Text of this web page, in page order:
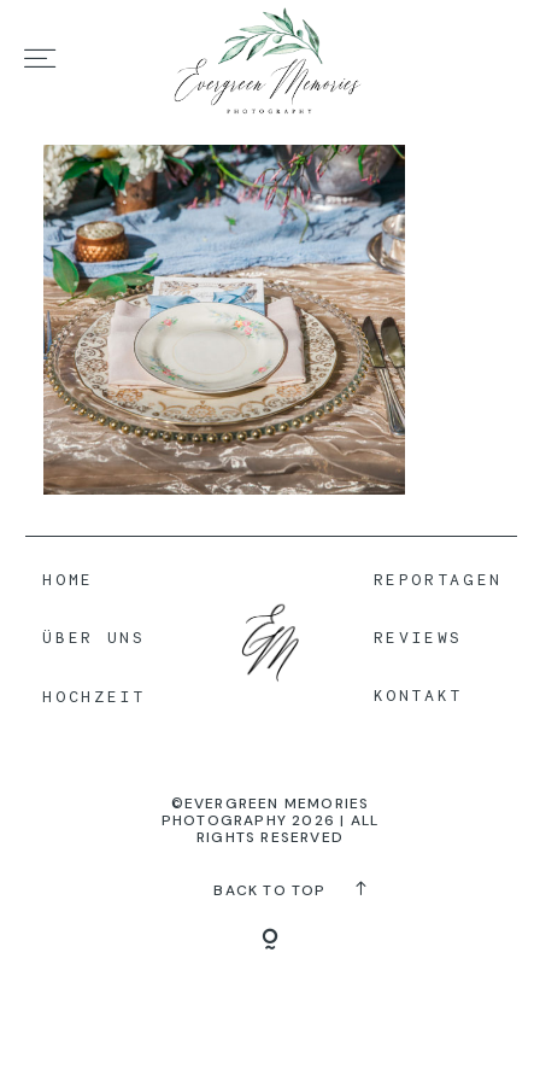
HOME
ÜBER UNS
HOCHZEIT
REPORTAGEN
REVIEWS
KONTAKT
©EVERGREEN MEMORIES
PHOTOGRAPHY 2026 | ALL
RIGHTS RESERVED
BACK TO TOP
HOME
ÜBER UNS
HOCHZEIT
REPORTAGEN
KONTAKT